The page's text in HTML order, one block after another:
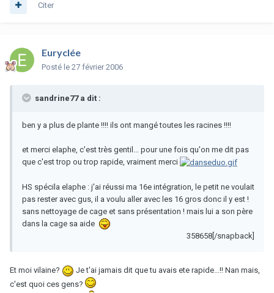
Citer
Euryclée
Posté le 27 février 2006
sandrine77 a dit :
ben y a plus de plante !!!! ils ont mangé toutes les racines !!!!
et merci elaphe, c'est très gentil... pour une fois qu'on me dit pas
que c'est trop ou trop rapide, vraiment merci
HS spécila elaphe : j'ai réussi ma 16e intégration, le petit ne voulait
pas rester avec gus, il a voulu aller avec les 16 gros donc il y est !
sans nettoyage de cage et sans présentation ! mais lui a son père
dans la cage sa aide
358658[/snapback]
Et moi vilaine?
Je t'ai jamais dit que tu avais ete rapide...!! Nan mais,
c'est quoi ces gens?